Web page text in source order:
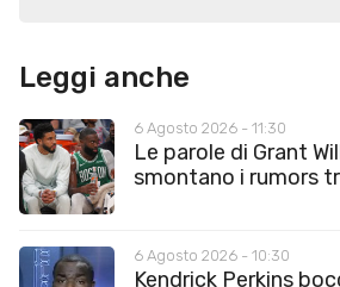
Leggi anche
6 Agosto 2026 - 11:30
Le parole di Grant
smontano i rumors
6 Agosto 2026 - 10:30
Kendrick Perkins